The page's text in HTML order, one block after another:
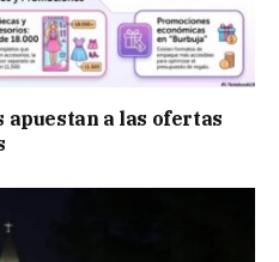
apuestan a las ofertas